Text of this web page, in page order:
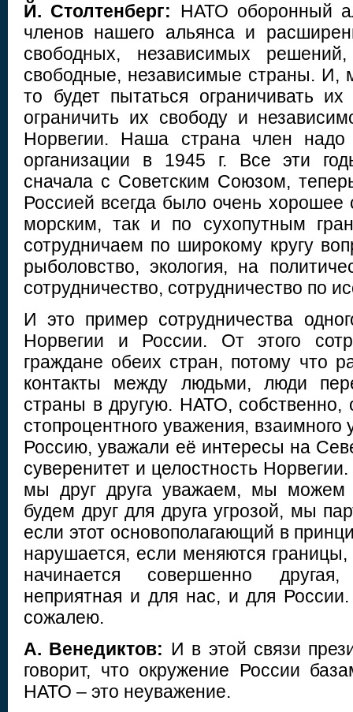
Й. Столтенберг: НАТО оборонный
членов нашего альянса и
свободных, независимых
свободные, независимые страны. И,
то будет пытаться ограничивать
ограничить их свободу и
Норвегии. Наша страна член
организации в 1945 г. Все эти
сначала с Советским Союзом,
Россией всегда было очень хорошее
морским, так и по сухопутным
сотрудничаем по широкому кругу
рыболовство, экология, на
сотрудничество, сотрудничество по
И это пример сотрудничества
Норвегии и России. От этого
граждане обеих стран, потому что
контакты между людьми, люди
страны в другую. НАТО, собственно,
стопроцентного уважения,
Россию, уважали её интересы на
суверенитет и целостность
мы друг друга уважаем, мы можем
будем друг для друга угрозой, мы
если этот основополагающий в
нарушается, если меняются границы,
начинается совершенно
неприятная и для нас, и для
сожалею.
А. Венедиктов: И в этой связи
говорит, что окружение России
НАТО – это неуважение.